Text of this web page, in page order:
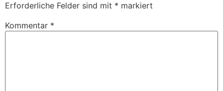
Erforderliche Felder sind mit * markiert
Kommentar *